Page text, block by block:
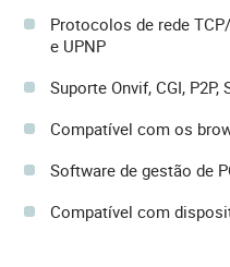
Protocolos de rede TCP/
e UPNP
Suporte Onvif, CGI, P2P,
Compatível com os
Software de gestão de
Compatível com